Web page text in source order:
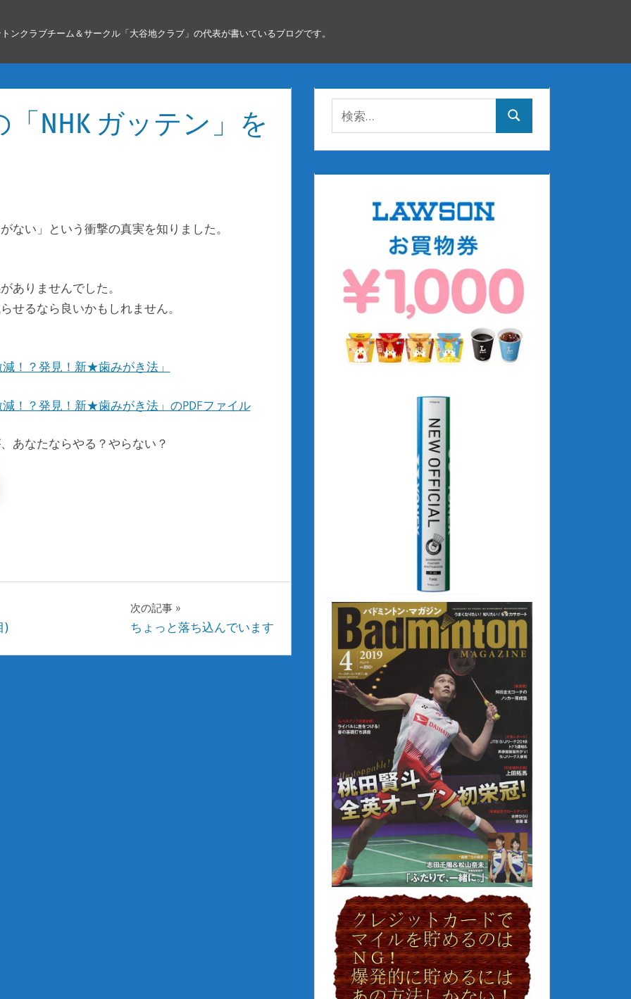
ンクラブチーム＆サークル「大谷地クラブ」の代表が書いているブログです。
NHK ガッテン」を
ない」という衝撃の真実を知りました。
ありませんでした。
せるなら良いかもしれません。
！？発見！新★歯みがき法」
！？発見！新★歯みがき法」のPDFファイル
あなたならやる？やらない？
)
次の記事
ちょっと落ち込んでいます
検